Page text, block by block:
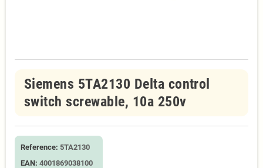
Siemens 5TA2130 Delta control
switch screwable, 10a 250v
Reference: 5TA2130
EAN: 4001869038100